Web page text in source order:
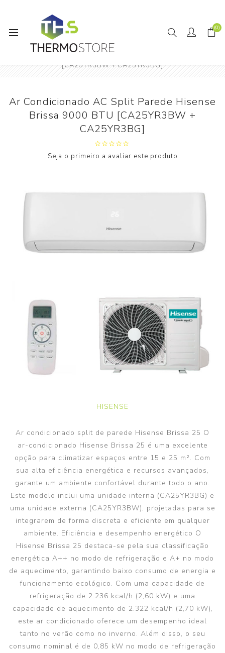
(0)
Início
[CA25YR3BW + CA25YR3BG]
Ar Condicionado AC Split Parede Hisense
Brissa 9000 BTU [CA25YR3BW +
CA25YR3BG]
Seja o primeiro a avaliar este produto
HISENSE
Ar condicionado split de parede Hisense Brissa 25 O
ar-condicionado Hisense Brissa 25 é uma excelente
opção para climatizar espaços entre 15 e 25 m². Com
sua alta eficiência energética e recursos avançados,
garante um ambiente confortável durante todo o ano.
Este modelo inclui uma unidade interna (CA25YR3BG) e
uma unidade externa (CA25YR3BW), projetadas para se
integrarem de forma discreta e eficiente em qualquer
ambiente. Eficiência e desempenho energético O
Hisense Brissa 25 destaca-se pela sua classificação
energética A++ no modo de refrigeração e A+ no modo
de aquecimento, garantindo baixo consumo de energia e
funcionamento ecológico. Com uma capacidade de
refrigeração de 2.236 kcal/h (2,60 kW) e uma
capacidade de aquecimento de 2.322 kcal/h (2,70 kW),
este ar condicionado oferece um desempenho ideal
tanto no verão como no inverno. Além disso, o seu
consumo nominal é de 0,85 kW no modo de refrigeração